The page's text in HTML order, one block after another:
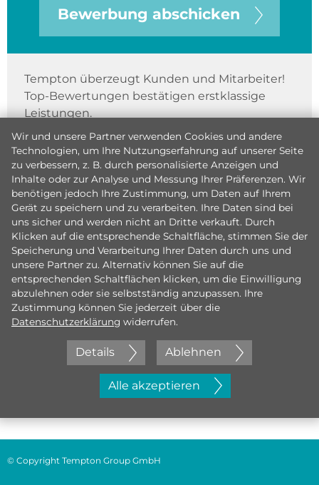
Bewerbung abschicken
Tempton überzeugt Kunden und Mitarbeiter!
Top-Bewertungen bestätigen erstklassige
Leistungen.
Jetzt initiativ bewerben
Wir und unsere Partner verwenden Cookies und andere
Technologien, um Ihre Nutzungserfahrung auf unserer Seite
zu verbessern, z. B. durch personalisierte Anzeigen und
Inhalte oder zur Analyse und Messung Ihrer Präferenzen. Wir
benötigen jedoch Ihre Zustimmung, um Daten auf Ihrem
Gerät zu speichern und zu verarbeiten. Ihre Daten sind bei
uns sicher und werden nicht an Dritte verkauft. Durch
Klicken auf die entsprechende Schaltfläche, stimmen Sie der
Speicherung und Verarbeitung Ihrer Daten durch uns und
unsere Partner zu. Alternativ können Sie auf die
entsprechenden Schaltflächen klicken, um die Einwilligung
abzulehnen oder sie selbstständig anzupassen. Ihre
Zustimmung können Sie jederzeit über die
Datenschutzerklärung widerrufen.
Details Ablehnen
Alle akzeptieren
© Copyright Tempton Group GmbH